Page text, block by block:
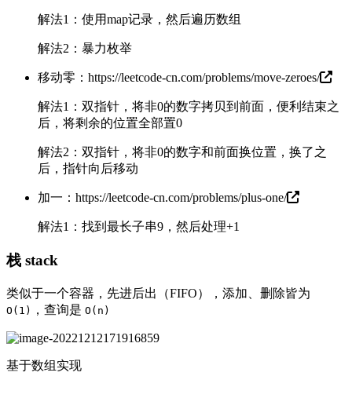
解法1：使用map记录，然后遍历数组
解法2：暴力枚举
移动零： https://leetcode-cn.com/problems/move-zeroes/
解法1：双指针，将非0的数字拷贝到前面，便利结束之
后，将剩余的位置全部置0
解法2：双指针，将非0的数字和前面换位置，换了之
后，指针向后移动
加一： https://leetcode-cn.com/problems/plus-one/
解法1：找到最长子串9，然后处理+1
栈 stack
类似于一个容器，先进后出（FIFO），添加、删除皆为
O(1) ，查询是 O(n)
基于数组实现